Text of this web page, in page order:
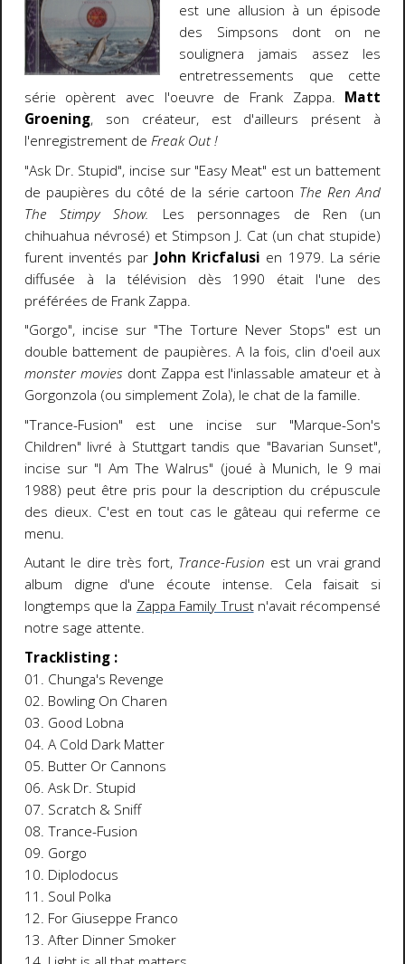
est une allusion à un épisode
des Simpsons dont on ne
soulignera jamais assez les
entretressements que cette
série opèrent avec l'oeuvre de Frank Zappa. Matt
Groening, son créateur, est d'ailleurs présent à
l'enregistrement de Freak Out !
"Ask Dr. Stupid", incise sur "Easy Meat" est un battement
de paupières du côté de la série cartoon The Ren And
The Stimpy Show.
Les personnages de Ren (un
chihuahua névrosé) et Stimpson J. Cat (un chat stupide)
furent inventés par John Kricfalusi en 1979. La série
diffusée à la télévision dès 1990 était l'une des
préférées de Frank Zappa.
"Gorgo", incise sur "The Torture Never Stops" est un
double battement de paupières. A la fois, clin d'oeil aux
monster movies dont Zappa est l'inlassable amateur et à
Gorgonzola (ou simplement Zola), le chat de la famille.
"Trance-Fusion" est une incise sur "Marque-Son's
Children" livré à Stuttgart tandis que "Bavarian Sunset",
incise sur "I Am The Walrus" (joué à Munich, le 9 mai
1988) peut être pris pour la description du crépuscule
des dieux. C'est en tout cas le gâteau qui referme ce
menu.
Autant le dire très fort, Trance-Fusion est un vrai grand
album digne d'une écoute intense. Cela faisait si
longtemps que la Zappa Family Trust n'avait récompensé
notre sage attente.
Tracklisting :
01. Chunga's Revenge
02. Bowling On Charen
03. Good Lobna
04. A Cold Dark Matter
05. Butter Or Cannons
06. Ask Dr. Stupid
07. Scratch & Sniff
08. Trance-Fusion
09. Gorgo
10. Diplodocus
11. Soul Polka
12. For Giuseppe Franco
13. After Dinner Smoker